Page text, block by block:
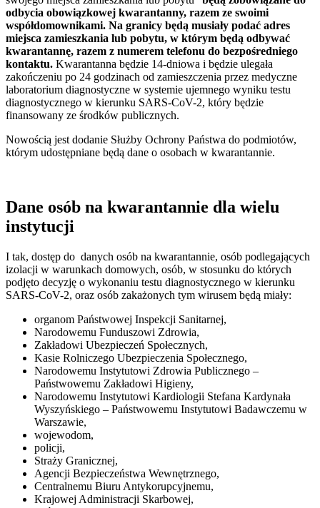
odbycia obowiązkowej kwarantanny, razem ze swoimi
współdomownikami. Na granicy będą musiały podać adres
miejsca zamieszkania lub pobytu, w którym będą odbywać
kwarantannę, razem z numerem telefonu do bezpośredniego
kontaktu. Kwarantanna będzie 14-dniowa i będzie ulegała
zakończeniu po 24 godzinach od zamieszczenia przez medyczne
laboratorium diagnostyczne w systemie ujemnego wyniku testu
diagnostycznego w kierunku SARS-CoV-2, który będzie
finansowany ze środków publicznych.
Nowością jest dodanie Służby Ochrony Państwa do podmiotów,
którym udostępniane będą dane o osobach w kwarantannie.
Dane osób na kwarantannie dla wielu
instytucji
I tak, dostęp do danych osób na kwarantannie, osób podlegających
izolacji w warunkach domowych, osób, w stosunku do których
podjęto decyzję o wykonaniu testu diagnostycznego w kierunku
SARS-CoV-2, oraz osób zakażonych tym wirusem będą miały:
organom Państwowej Inspekcji Sanitarnej,
Narodowemu Funduszowi Zdrowia,
Zakładowi Ubezpieczeń Społecznych,
Kasie Rolniczego Ubezpieczenia Społecznego,
Narodowemu Instytutowi Zdrowia Publicznego –
Państwowemu Zakładowi Higieny,
Narodowemu Instytutowi Kardiologii Stefana Kardynała
Wyszyńskiego – Państwowemu Instytutowi Badawczemu w
Warszawie,
wojewodom,
policji,
Straży Granicznej,
Agencji Bezpieczeństwa Wewnętrznego,
Centralnemu Biuru Antykorupcyjnemu,
Krajowej Administracji Skarbowej,